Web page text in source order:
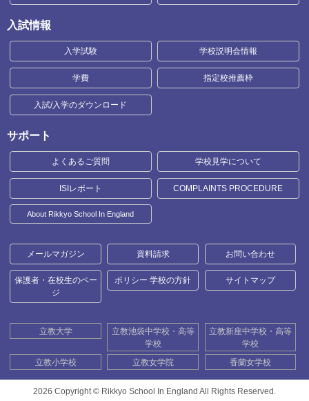
入試情報
入学試験 学校説明会情報
学費 指定校推薦枠
入試/入学のダウンロード
サポート
よくあるご質問 学校見学について
ISIレポート COMPLAINTS PROCEDURE
About Rikkyo School In England
メールマガジン 資料請求 お問い合わせ
保護者・在校生のペー
ジ
ポリシー 学校の方針 サイトマップ
立教大学
立教池袋中学校・高等
学校
立教新座中学校・高等
学校
立教小学校
立教女学院 香蘭女学校
2026 Copyright © Rikkyo School In England All Rights Reserved.